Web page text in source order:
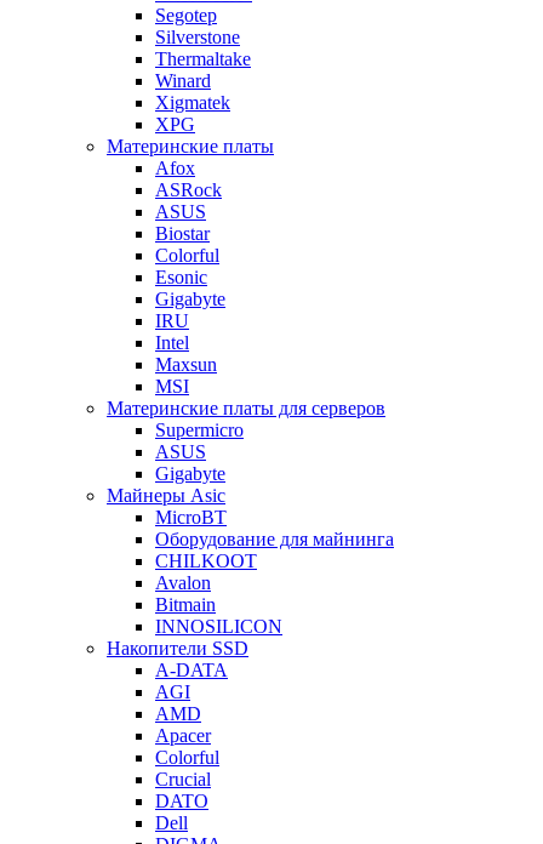
Segotep
Silverstone
Thermaltake
Winard
Xigmatek
XPG
Материнские платы
Afox
ASRock
ASUS
Biostar
Colorful
Esonic
Gigabyte
IRU
Intel
Maxsun
MSI
Материнские платы для серверов
Supermicro
ASUS
Gigabyte
Майнеры Asic
MicroBT
Оборудование для майнинга
CHILKOOT
Avalon
Bitmain
INNOSILICON
Накопители SSD
A-DATA
AGI
AMD
Apacer
Colorful
Crucial
DATO
Dell